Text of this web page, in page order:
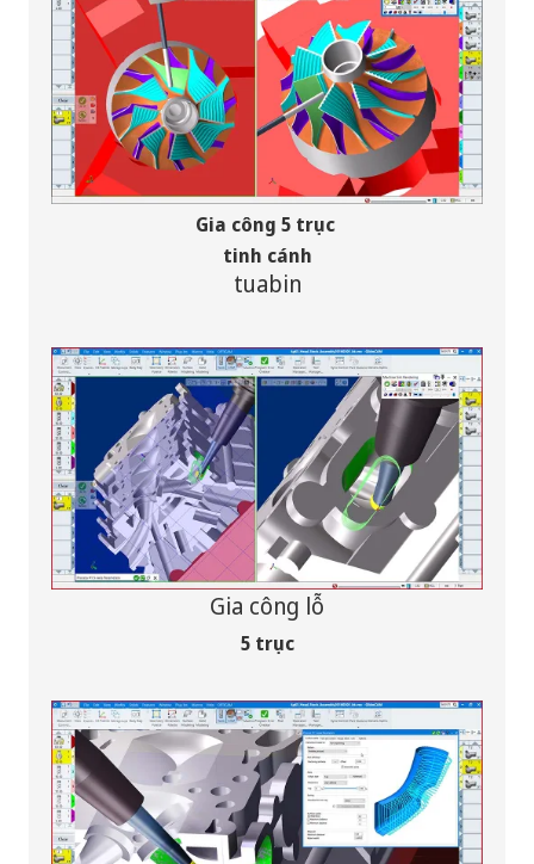
Gia công 5 trục
tinh cánh
tuabin
Gia công lỗ
5 trục